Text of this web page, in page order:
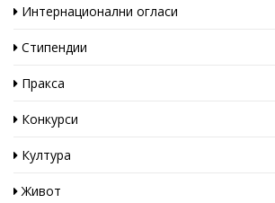
Интернационални огласи
Стипендии
Пракса
Конкурси
Култура
Живот